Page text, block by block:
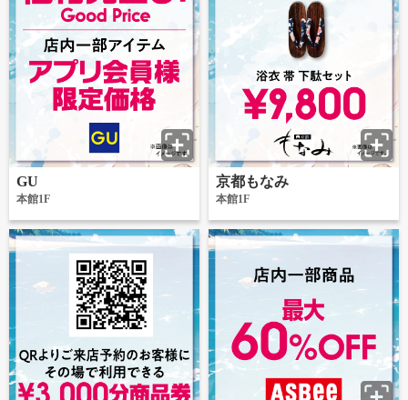
GU
本館1F
京都もなみ
本館1F